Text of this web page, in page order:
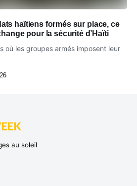
haïtiens formés sur place, ce
pour la sécurité d’Haïti
où les groupes armés imposent leur
au soleil